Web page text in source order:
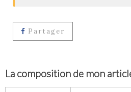
Partager
La composition de mon